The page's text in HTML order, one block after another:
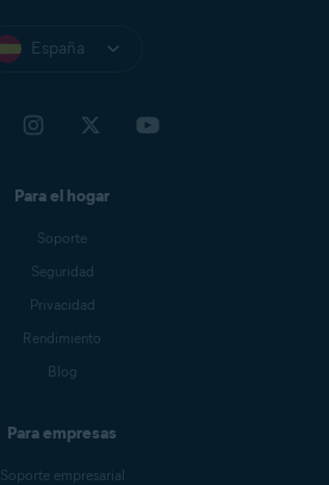
España
Para el hogar
Soporte
Seguridad
Privacidad
Rendimiento
Blog
Para empresas
Soporte empresarial